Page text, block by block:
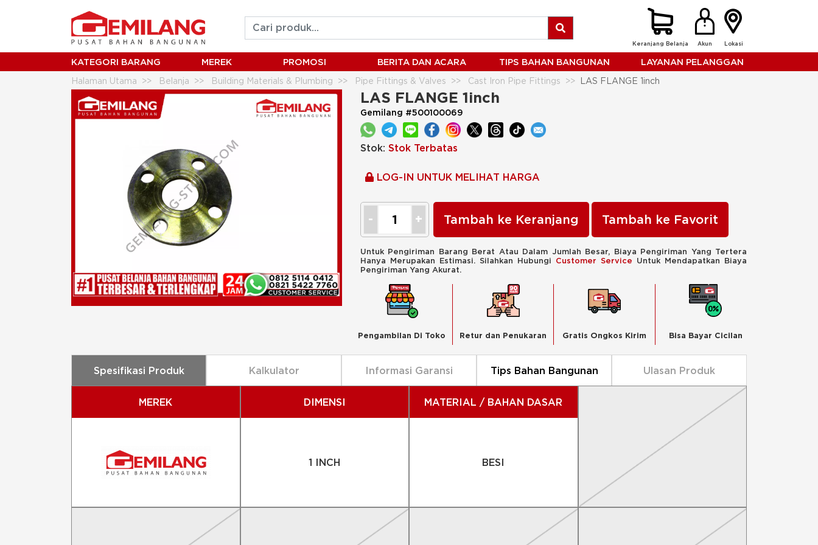
Keranjang Belanja Akun Lokasi
KATEGORI BARANG MEREK PROMOSI BERITA DAN ACARA TIPS BAHAN BANGUNAN LAYANAN PELANGGAN
Halaman Utama Belanja Building Materials & Plumbing Pipe Fittings & Valves Cast Iron Pipe Fittings LAS FLANGE 1inch
LAS FLANGE 1inch
Gemilang #500100069
Stok: Stok Terbatas
LOG-IN UNTUK MELIHAT HARGA
Tambah ke Keranjang Tambah ke Favorit
Untuk Pengiriman Barang Berat Atau Dalam Jumlah Besar, Biaya Pengiriman Yang Tertera
Hanya Merupakan Estimasi. Silahkan Hubungi Customer Service Untuk Mendapatkan Biaya
Pengiriman Yang Akurat.
Pengambilan Di Toko Retur dan Penukaran Gratis Ongkos Kirim Bisa Bayar Cicilan
Spesifikasi Produk Kalkulator Informasi Garansi Tips Bahan Bangunan Ulasan Produk
MEREK DIMENSI
1 INCH
MATERIAL / BAHAN DASAR
BESI